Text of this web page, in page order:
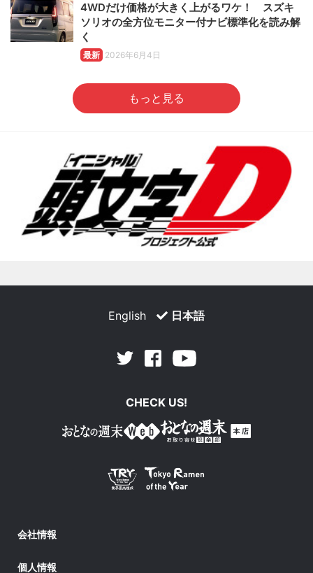
4WDだけ価格が大きく上がるワケ！ スズキ
ソリオの全方位モニター付ナビ標準化を読み解
く
最新 2026年6月4日
もっと見る
English 日本語
Twitter Facebook
CHECK US!
会社情報
個人情報